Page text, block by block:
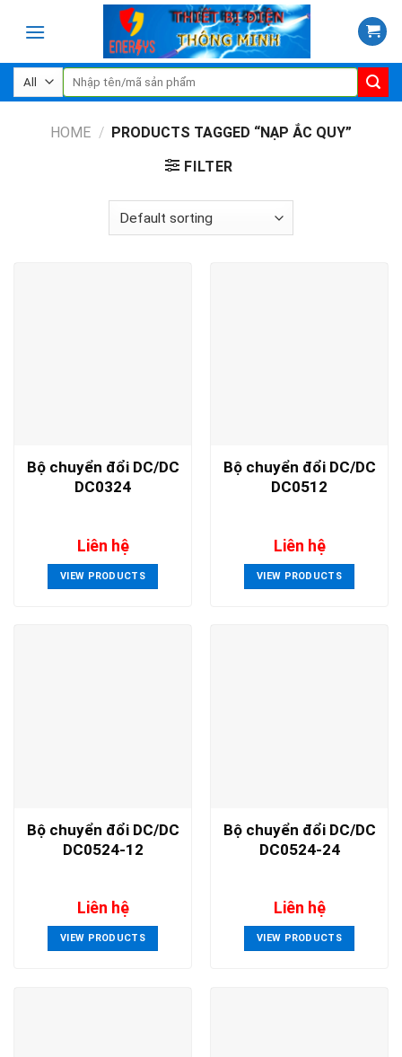
Search
for:
HOME / PRODUCTS TAGGED “NẠP ẮC QUY”
FILTER
Bộ chuyển đổi DC/DC
DC0324
Liên hệ
VIEW PRODUCTS
Bộ chuyển đổi DC/DC
DC0512
Liên hệ
VIEW PRODUCTS
Bộ chuyển đổi DC/DC
DC0524-12
Liên hệ
VIEW PRODUCTS
Bộ chuyển đổi DC/DC
DC0524-24
Liên hệ
VIEW PRODUCTS